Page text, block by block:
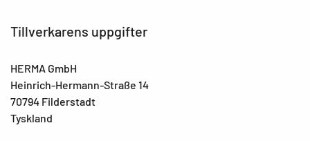
Tillverkarens uppgifter
HERMA GmbH
Heinrich-Hermann-Straße 14
70794 Filderstadt
Tyskland